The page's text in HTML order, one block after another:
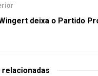
deixa o Partido
relacionadas